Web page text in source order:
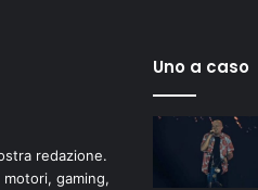
redazione.
gaming,
Uno a caso